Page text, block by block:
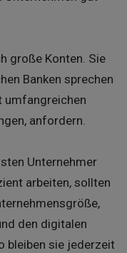
große Konten. Sie
Banken sprechen
umfangreichen
anfordern.
Unternehmer
arbeiten, sollten
den digitalen
bleiben sie jederzeit